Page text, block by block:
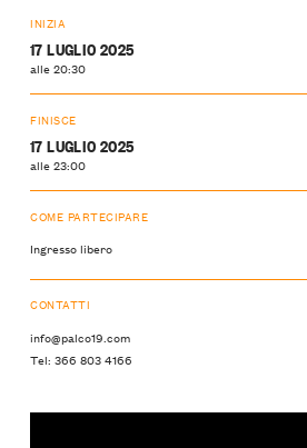
INIZIA
17 LUGLIO 2025
alle 20:30
FINISCE
17 LUGLIO 2025
alle 23:00
COME PARTECIPARE
Ingresso libero
CONTATTI
info@palco19.com
Tel: 366 803 4166